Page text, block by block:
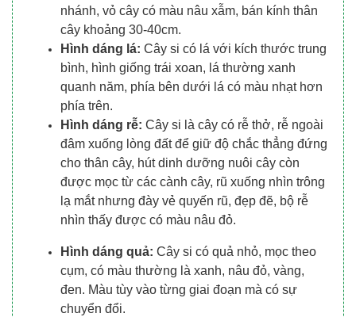
nhánh, vỏ cây có màu nâu xẫm, bán kính thân
cây khoảng 30-40cm.
Hình dáng lá: Cây si có lá với kích thước trung
bình, hình giống trái xoan, lá thường xanh
quanh năm, phía bên dưới lá có màu nhạt hơn
phía trên.
Hình dáng rễ: Cây si là cây có rễ thở, rễ ngoài
đâm xuống lòng đất để giữ độ chắc thẳng đứng
cho thân cây, hút dinh dưỡng nuôi cây còn
được mọc từ các cành cây, rũ xuống nhìn trông
lạ mắt nhưng đày vẻ quyến rũ, đẹp đẽ, bộ rễ
nhìn thấy được có màu nâu đỏ.
Hình dáng quả: Cây si có quả nhỏ, mọc theo
cụm, có màu thường là xanh, nâu đỏ, vàng,
đen. Màu tùy vào từng giai đoạn mà có sự
chuyển đổi.